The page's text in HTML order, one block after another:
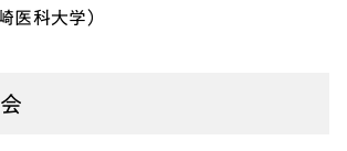
医科大学）